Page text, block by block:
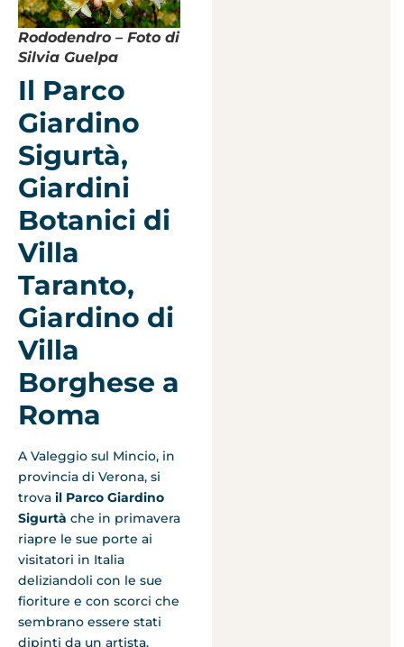
Rododendro – Foto di
Silvia Guelpa
Il Parco
Giardino
Sigurtà,
Giardini
Botanici di
Villa
Taranto,
Giardino di
Villa
Borghese a
Roma
A Valeggio sul Mincio, in
provincia di Verona, si
trova il Parco Giardino
Sigurtà che in primavera
riapre le sue porte ai
visitatori in Italia
deliziandoli con le sue
fioriture e con scorci che
sembrano essere stati
dipinti da un artista.